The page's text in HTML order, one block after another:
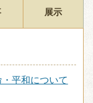
展示
平和について